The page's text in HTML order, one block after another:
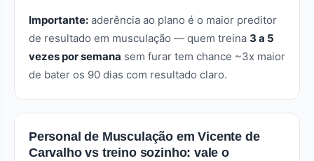
Importante: aderência ao plano é o maior preditor
de resultado em musculação — quem treina 3 a 5
vezes por semana sem furar tem chance ~3x maior
de bater os 90 dias com resultado claro.
Personal de Musculação em Vicente de
Carvalho vs treino sozinho: vale o